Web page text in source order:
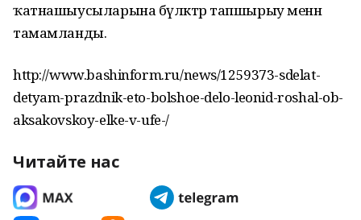
ҡатнашыусыларына бүләктәр тапшырыу менән
тамамланды.
http://www.bashinform.ru/news/1259373-sdelat-
detyam-prazdnik-eto-bolshoe-delo-leonid-roshal-ob-
aksakovskoy-elke-v-ufe-/
Читайте нас